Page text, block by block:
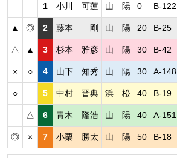
1 小川 可蓮 山 陽 0 B-122
▲ ◎ 2 藤本 剛 山 陽 20 B-25
△ ▲ 3 杉本 雅彦 山 陽 30 B-42
× ○ 4 山下 知秀 山 陽 30 A-148
○ 5 中村 晋典 浜 松 40 B-19
△ 6 青木 隆浩 山 陽 40 A-151
◎ × 7 小栗 勝太 山 陽 50 B-18